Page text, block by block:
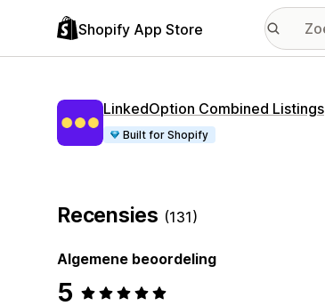
Shopify App Store
LinkedOption Combined Listings
Built for Shopify
Recensies (131)
Algemene beoordeling
5